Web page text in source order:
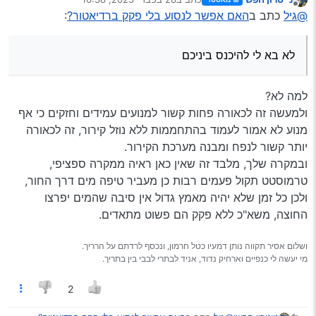
במגבלת מהירות כזו אא"כ אתה יודע להשתמש
בטיפרוטניק וגם לא שוכח להעביר אותו אחרי האטה
שנחשבים יחסית “חזקים ועמידים” שמסוגלים לעמוד בתקלה כזו
לנסיעה לא ארוכה מדי, קרה לי מקרה כזה עם רנו שהיתה לי והוא
מנותק נערך לאחרונה על ידי
@גיל כתב בהאם אפשר לנסוע בלי פקק ברדיאטור?:
לא בא לי להיכנס ביניכם
למה לא?
ולמעשה זה לכאורה פחות קשור למנועים עמידים וחזקים כי אף
מנוע לא אמור לעמוד בהתחממות ללא נוזל קירור, זה לכאורה
יותר קשור לנפח ומבנה מערכת הקירור.
ובמקרה שלך, מלבד זה שאין כאן ראיה ממקרה ספציפי,
טרמוסטט תקול פעמים רבות כן מעביר טיפה מים דרך החור,
ולכן כל זמן שלא יהיה מאמץ גדול אין סיבה שהמים יפרצו
החוצה, משא"כ ללא פקק הם פשוט מתאדים.
ושלום אסיר תקווה נותן דמעיו כטל חרמון, ונכסף לרדתם על הרריך.
מי יעשה לי כנפיים וארחיק נדוד, אניד לבתרי לבבי בין בתריך.
2